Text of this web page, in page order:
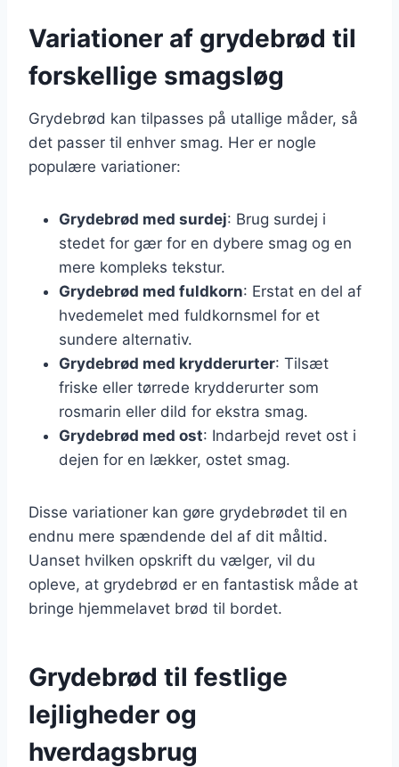
Variationer af grydebrød til
forskellige smagsløg
Grydebrød kan tilpasses på utallige måder, så
det passer til enhver smag. Her er nogle
populære variationer:
Grydebrød med surdej: Brug surdej i
stedet for gær for en dybere smag og en
mere kompleks tekstur.
Grydebrød med fuldkorn: Erstat en del af
hvedemelet med fuldkornsmel for et
sundere alternativ.
Grydebrød med krydderurter: Tilsæt
friske eller tørrede krydderurter som
rosmarin eller dild for ekstra smag.
Grydebrød med ost: Indarbejd revet ost i
dejen for en lækker, ostet smag.
Disse variationer kan gøre grydebrødet til en
endnu mere spændende del af dit måltid.
Uanset hvilken opskrift du vælger, vil du
opleve, at grydebrød er en fantastisk måde at
bringe hjemmelavet brød til bordet.
Grydebrød til festlige
lejligheder og
hverdagsbrug